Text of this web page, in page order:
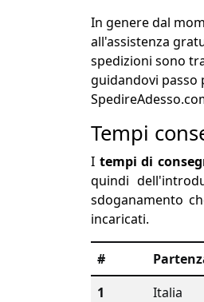
In genere dal
all'assistenza
spedizioni sono
guidandovi passo
Tempi
I tempi di
quindi
sdoganamento
incaricati.
#
1
Italia